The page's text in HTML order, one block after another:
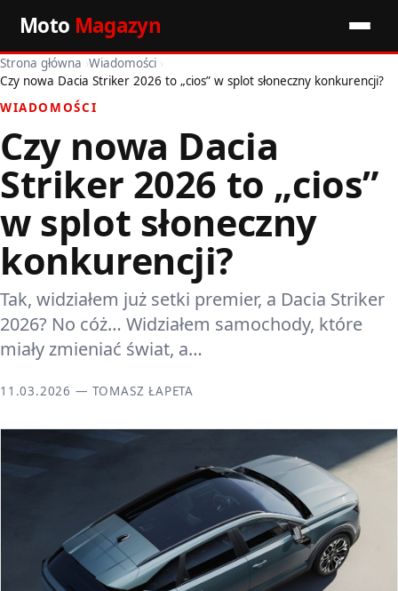
Moto Magazyn
Start
Wiadomości
Premiery
Porady motoryzacyjne
Pozostałe artykuły
Strona główna ›Wiadomości ›
Czy nowa Dacia Striker 2026 to „cios” w splot słoneczny konkurencji?
WIADOMOŚCI
Czy nowa Dacia
Striker 2026 to „cios”
w splot słoneczny
konkurencji?
Tak, widziałem już setki premier, a Dacia Striker
2026? No cóż… Widziałem samochody, które
miały zmieniać świat, a…
11.03.2026 — TOMASZ ŁAPETA